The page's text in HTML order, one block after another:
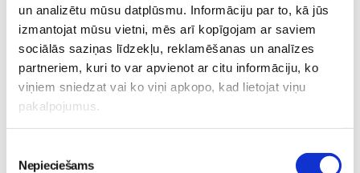
un analizētu mūsu datplūsmu. Informāciju par to, kā jūs
izmantojat mūsu vietni, mēs arī kopīgojam ar saviem
sociālās saziņas līdzekļu, reklamēšanas un analīzes
partneriem, kuri to var apvienot ar citu informāciju, ko
viņiem sniedzat vai ko viņi apkopo, kad lietojat viņu
pakalpojumus.
izvēle
Nepieciešams
Mazulis
20. Jul 09:33
Mazulis
01. Jul 12:53
23. May 09:55